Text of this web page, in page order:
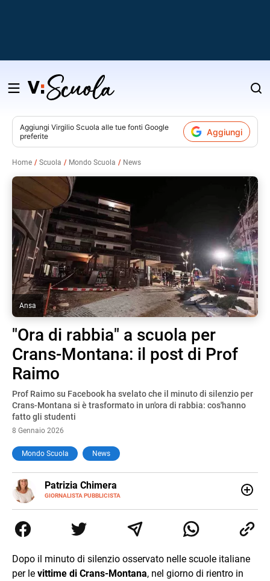
Salta
contenuto
Aggiungi Virgilio Scuola alle tue fonti Google
preferite
Aggiungi
Home Scuola Mondo Scuola News
Ansa
"Ora di rabbia" a scuola per
Crans-Montana: il post di Prof
Raimo
Prof Raimo su Facebook ha svelato che il minuto di silenzio per
Crans-Montana si è trasformato in un'ora di rabbia: cos'hanno
fatto gli studenti
8 Gennaio 2026
Mondo Scuola News
Patrizia Chimera
GIORNALISTA PUBBLICISTA
E-
MAIL
LINKEDIN
collaborato con grandi gruppi editoriali e agenzie di
comunicazione specializzandosi nella scrittura di articoli
Dopo il minuto di silenzio osservato nelle scuole italiane
per le vittime di Crans-Montana, nel giorno di rientro in